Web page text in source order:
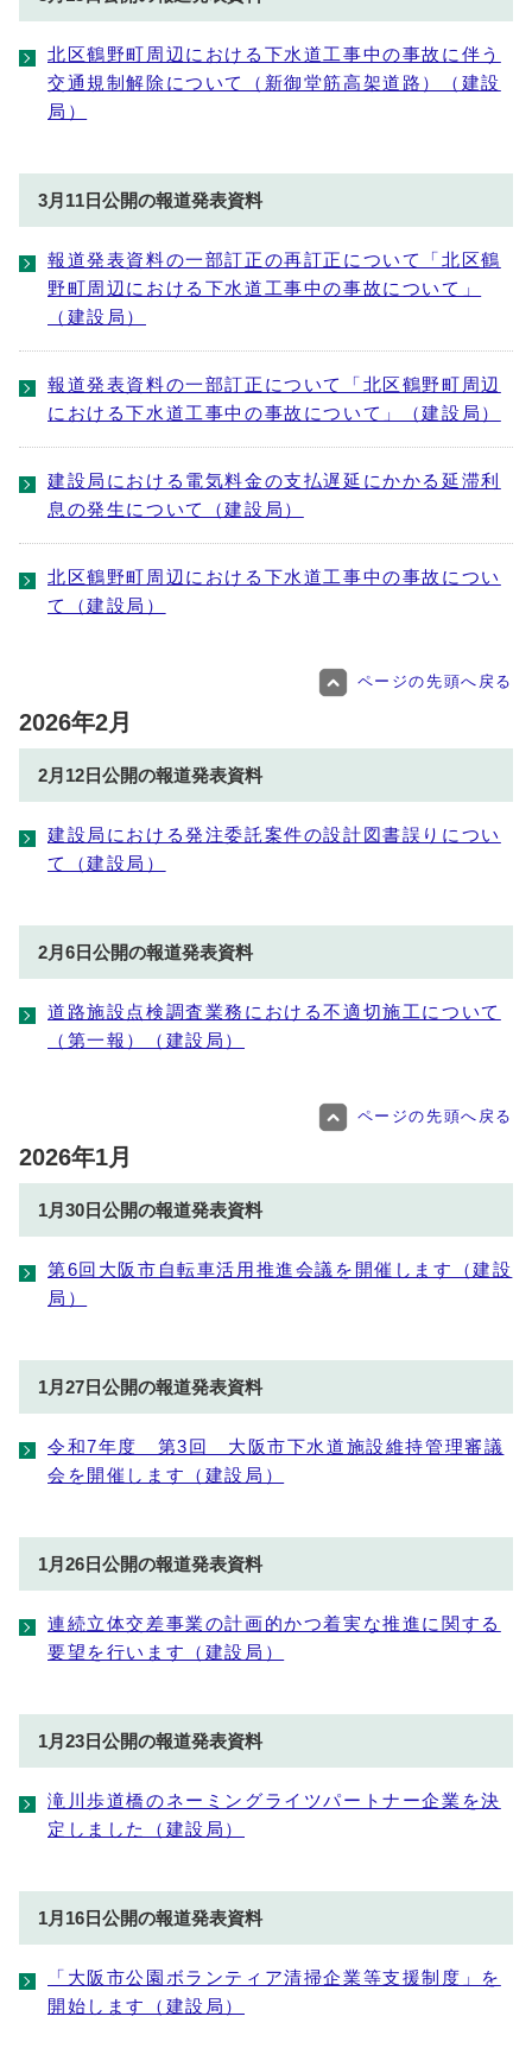
北区鶴野町周辺における下水道工事中の事故に伴う
交通規制解除について（新御堂筋高架道路）（建設
局）
3月11日公開の報道発表資料
報道発表資料の一部訂正の再訂正について「北区鶴
野町周辺における下水道工事中の事故について」
（建設局）
報道発表資料の一部訂正について「北区鶴野町周辺
における下水道工事中の事故について」（建設局）
建設局における電気料金の支払遅延にかかる延滞利
息の発生について（建設局）
北区鶴野町周辺における下水道工事中の事故につい
て（建設局）
ページの先頭へ戻る
2026年2月
2月12日公開の報道発表資料
建設局における発注委託案件の設計図書誤りについ
て（建設局）
2月6日公開の報道発表資料
道路施設点検調査業務における不適切施工について
（第一報）（建設局）
ページの先頭へ戻る
2026年1月
1月30日公開の報道発表資料
第6回大阪市自転車活用推進会議を開催します（建設
局）
1月27日公開の報道発表資料
令和7年度 第3回 大阪市下水道施設維持管理審議
会を開催します（建設局）
1月26日公開の報道発表資料
連続立体交差事業の計画的かつ着実な推進に関する
要望を行います（建設局）
1月23日公開の報道発表資料
滝川歩道橋のネーミングライツパートナー企業を決
定しました（建設局）
1月16日公開の報道発表資料
「大阪市公園ボランティア清掃企業等支援制度」を
開始します（建設局）